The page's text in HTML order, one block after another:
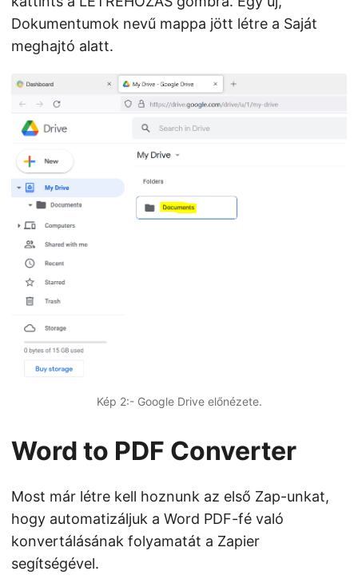
Dokumentumok nevű mappa jött létre a Saját
meghajtó alatt.
Kép 2:- Google Drive előnézete.
Word to PDF Converter
Most már létre kell hoznunk az első Zap-unkat,
hogy automatizáljuk a Word PDF-fé való
konvertálásának folyamatát a Zapier
segítségével.